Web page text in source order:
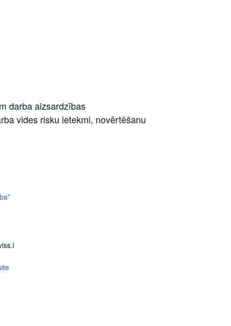
darba aizsardzības
vides risku ietekmi, novērtēšanu